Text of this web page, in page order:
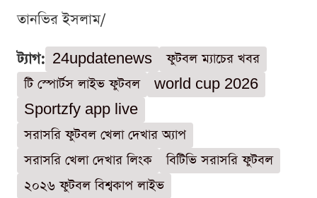
তানভির ইসলাম/
ট্যাগ: 24updatenews
ফুটবল ম্যাচের খবর
টি স্পোর্টস লাইভ ফুটবল
world cup 2026
Sportzfy app live
সরাসরি ফুটবল খেলা দেখার অ্যাপ
সরাসরি খেলা দেখার লিংক
বিটিভি সরাসরি ফুটবল
২০২৬ ফুটবল বিশ্বকাপ লাইভ